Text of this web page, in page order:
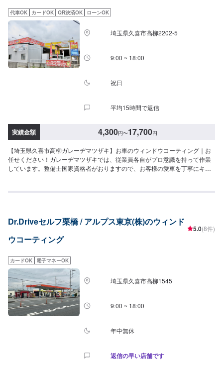
代車OK カードOK QR決済OK ローンOK
埼玉県久喜市高柳2202-5
9:00 ~ 18:00
祝日
平均15時間で返信
実績金額 4,300円〜17,700円
【埼玉県久喜市高柳ガレーヂマツザキ】お車のウィンドウコーティング｜お
任せください！ガレーヂマツザキでは、従業員各自がプロ意識を持って作業
しています。整備士国家資格者がおりますので、お客様の愛車を丁寧にキレ
正式なお見積り【5】作業開始【6】納車時のお支払い<代車について>ガレー
となる場合もございますので、まずはお気軽にご相談ください。※代車の燃料
代はお客様にご負担いただいております。<定休日・営業時間>定休日：なし
営業時間：9:00~18:00クレジット・QR決済などをご希望の方は事前にお申し
Dr.Driveセルフ栗橋 / アルプス東京(株)のウィンド
ウコーティング
5.0(8件)
カードOK 電子マネーOK
埼玉県久喜市高柳1545
9:00 ~ 18:00
年中無休
返信の早い店舗です